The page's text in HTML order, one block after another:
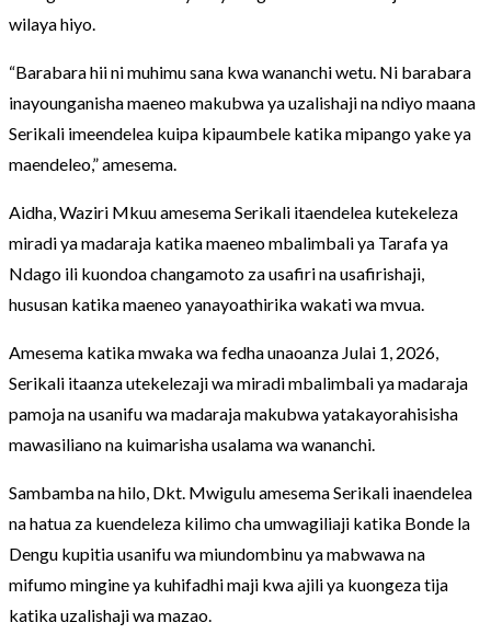
wilaya hiyo.
“Barabara hii ni muhimu sana kwa wananchi wetu. Ni barabara
inayounganisha maeneo makubwa ya uzalishaji na ndiyo maana
Serikali imeendelea kuipa kipaumbele katika mipango yake ya
maendeleo,” amesema.
Aidha, Waziri Mkuu amesema Serikali itaendelea kutekeleza
miradi ya madaraja katika maeneo mbalimbali ya Tarafa ya
Ndago ili kuondoa changamoto za usafiri na usafirishaji,
hususan katika maeneo yanayoathirika wakati wa mvua.
Amesema katika mwaka wa fedha unaoanza Julai 1, 2026,
Serikali itaanza utekelezaji wa miradi mbalimbali ya madaraja
pamoja na usanifu wa madaraja makubwa yatakayorahisisha
mawasiliano na kuimarisha usalama wa wananchi.
Sambamba na hilo, Dkt. Mwigulu amesema Serikali inaendelea
na hatua za kuendeleza kilimo cha umwagiliaji katika Bonde la
Dengu kupitia usanifu wa miundombinu ya mabwawa na
mifumo mingine ya kuhifadhi maji kwa ajili ya kuongeza tija
katika uzalishaji wa mazao.